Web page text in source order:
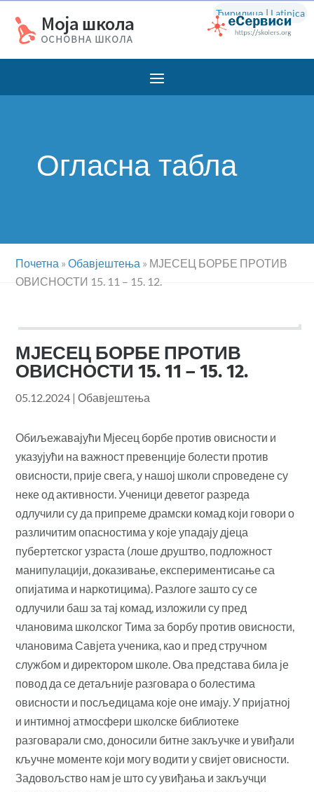
Ћирилица | Latinica
Огласна табла
Почетна »Обавјештења » МЈЕСЕЦ БОРБЕ ПРОТИВ
ОВИСНОСТИ 15. 11 – 15. 12.
МЈЕСЕЦ БОРБЕ ПРОТИВ
ОВИСНОСТИ 15. 11 – 15. 12.
05.12.2024 |Обавјештења
Обиљежавајући Мјесец борбе против овисности и
указујући на важност превенције болести против
овисности, прије свега, у нашој школи спроведене су
неке од активности. Ученици деветог разреда
одлучили су да припреме драмски комад који говори о
различитим опасностима у које упадају дјеца
пубертетског узраста (лоше друштво, подложност
манипулацији, доказивање, експериментисање са
опијатима и наркотицима). Разлоге зашто су се
одлучили баш за тај комад, изложили су пред
члановима школског Тима за борбу против овисности,
члановима Савјета ученика, као и пред стручном
службом и директором школе. Ова представа била је
повод да се детаљније разговара о болестима
овисности и посљедицама које оне имају. У пријатној
и интимној атмосфери школске библиотеке
разговарали смо, доносили битне закључке и увиђали
кључне моменте који могу водити у свијет овисности.
Задовољство нам је што су увиђања и закључци